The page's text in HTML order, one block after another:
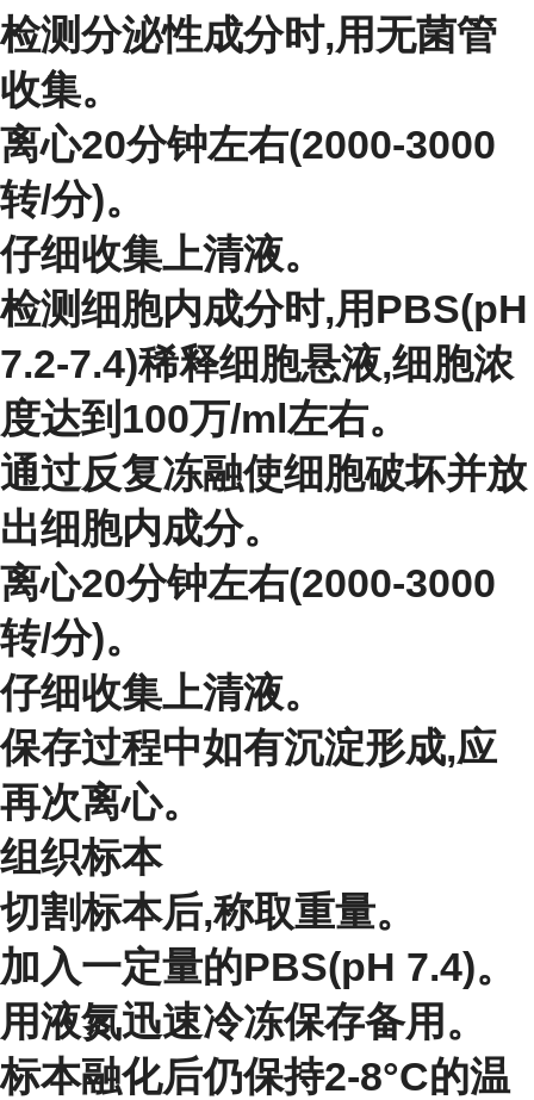
检测分泌性成分时,用无菌管
收集。
离心20分钟左右(2000-3000
转/分)。
仔细收集上清液。
检测细胞内成分时,用PBS(pH
7.2-7.4)稀释细胞悬液,细胞浓
度达到100万/ml左右。
通过反复冻融使细胞破坏并放
出细胞内成分。
离心20分钟左右(2000-3000
转/分)。
仔细收集上清液。
保存过程中如有沉淀形成,应
再次离心。
组织标本
切割标本后,称取重量。
加入一定量的PBS(pH 7.4)。
用液氮迅速冷冻保存备用。
标本融化后仍保持2-8°C的温